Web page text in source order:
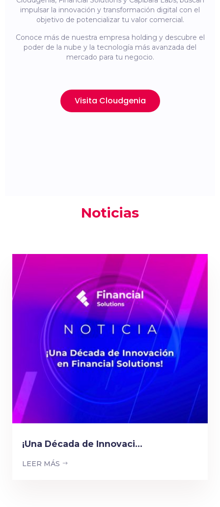
impulsar la innovación y transformación digital con el
objetivo de potencializar tu valor comercial.
Conoce más de nuestra empresa holding y descubre el
poder de la nube y la tecnología más avanzada del
mercado para tu negocio.
Visita Cloudgenia
Noticias
¡Una Década de Innovaci...
LEER MÁS